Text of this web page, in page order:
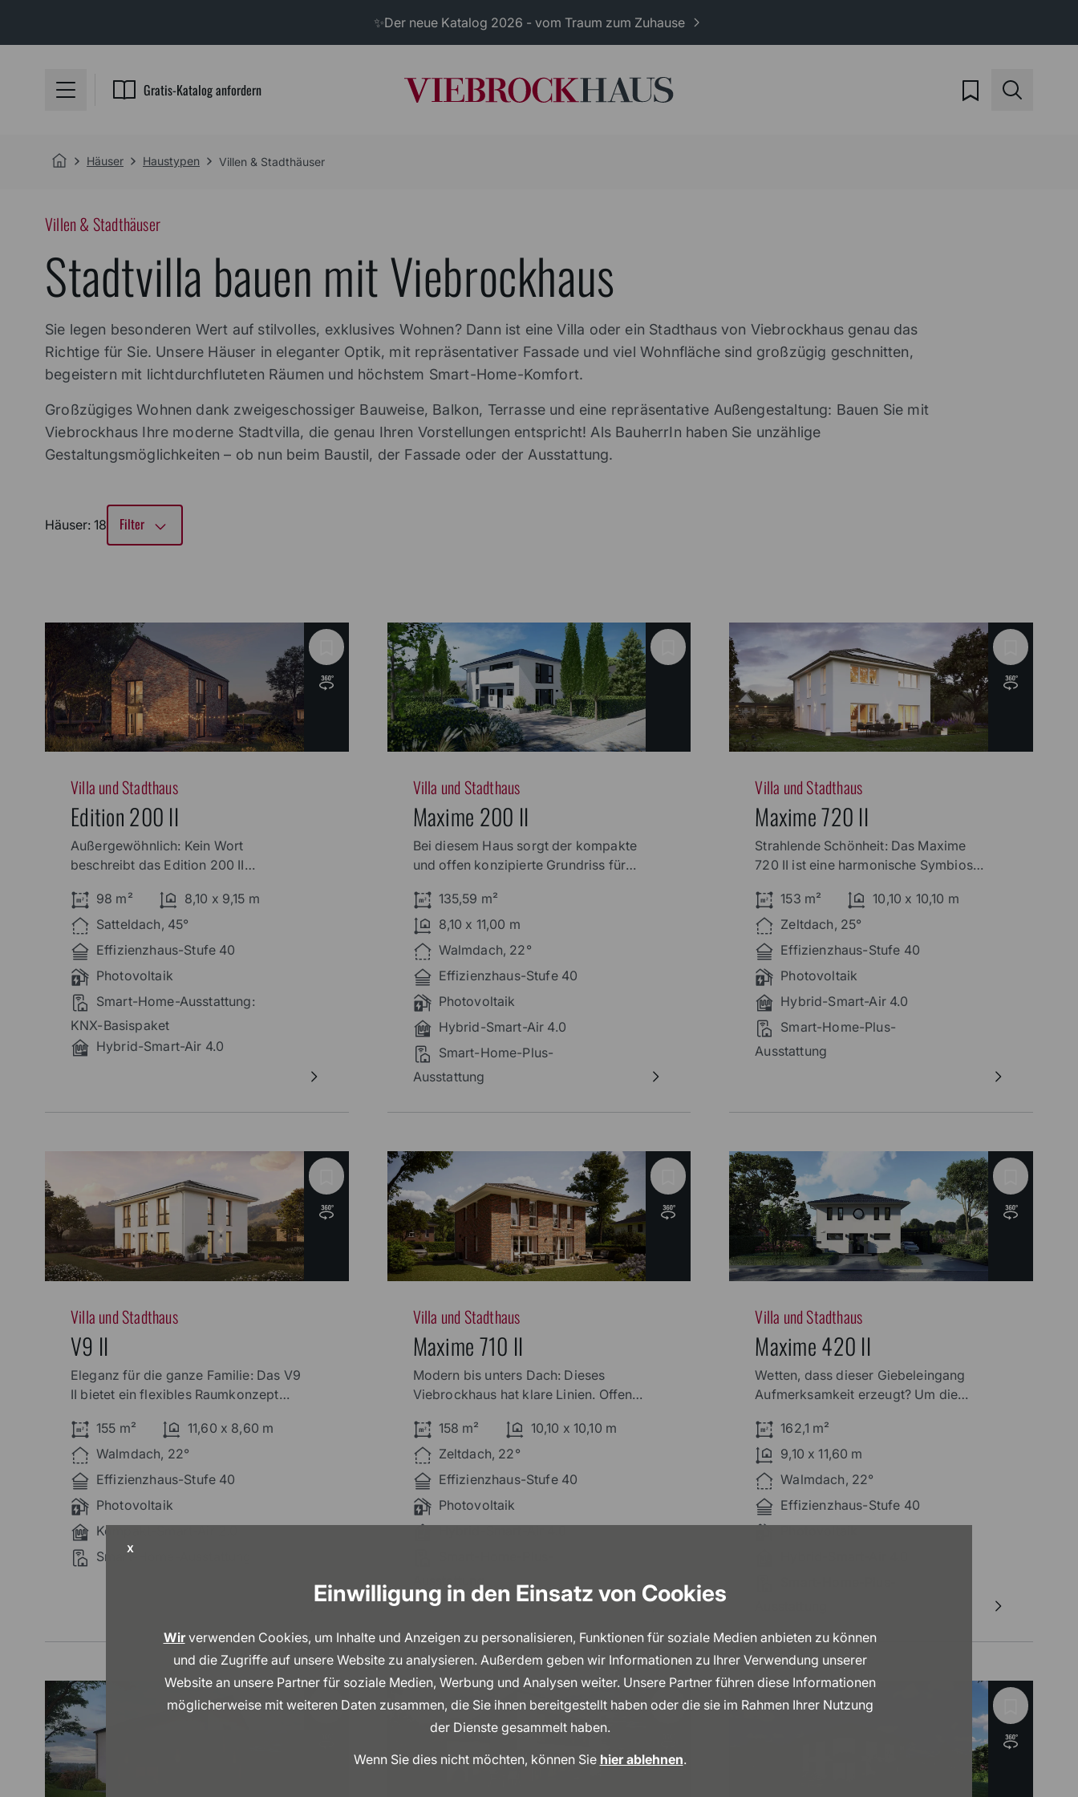
X
Einwilligung in den Einsatz von Cookies
Wirverwenden Cookies, um Inhalte und Anzeigen zu personalisieren, Funktionen für soziale Medien anbieten zu können
und die Zugriffe auf unsere Website zu analysieren. Außerdem geben wir Informationen zu Ihrer Verwendung unserer
Website an unsere Partner für soziale Medien, Werbung und Analysen weiter. Unsere Partner führen diese Informationen
möglicherweise mit weiteren Daten zusammen, die Sie ihnen bereitgestellt haben oder die sie im Rahmen Ihrer Nutzung
der Dienste gesammelt haben.
Wenn Sie dies nicht möchten, können Sie hier ablehnen.
✨Der neue Katalog 2026 - vom Traum zum Zuhause
Gratis-Katalog anfordern
Häuser Haustypen Villen & Stadthäuser
Villen & Stadthäuser
Stadtvilla bauen mit Viebrockhaus
Sie legen besonderen Wert auf stilvolles, exklusives Wohnen? Dann ist eine Villa oder ein Stadthaus von Viebrockhaus genau das
Richtige für Sie. Unsere Häuser in eleganter Optik, mit repräsentativer Fassade und viel Wohnfläche sind großzügig geschnitten,
begeistern mit lichtdurchfluteten Räumen und höchstem Smart-Home-Komfort.
Großzügiges Wohnen dank zweigeschossiger Bauweise, Balkon, Terrasse und eine repräsentative Außengestaltung: Bauen Sie mit
Viebrockhaus Ihre moderne Stadtvilla, die genau Ihren Vorstellungen entspricht! Als BauherrIn haben Sie unzählige
Gestaltungsmöglichkeiten – ob nun beim Baustil, der Fassade oder der Ausstattung.
Häuser: 18 Filter
Villa und Stadthaus
Edition 200 II
Außergewöhnlich: Kein Wort
beschreibt das Edition 200 II
Flächenversiegelung,
98 m²
8,10 x 9,15 m
Satteldach, 45°
Effizienzhaus-Stufe 40
Photovoltaik
Smart-Home-Ausstattung:
KNX-Basispaket
Hybrid-Smart-Air 4.0
Villa und Stadthaus
Maxime 200 II
Bei diesem Haus sorgt der kompakte
und offen konzipierte Grundriss für
Dank der zahlreichen Fenster werden
alle Räume mit viel Licht geflutet. Auf
der Gartenseite öffnet sich das Haus
mit vielen Fensterflächen,
135,59 m²
8,10 x 11,00 m
Walmdach, 22°
Effizienzhaus-Stufe 40
Photovoltaik
Hybrid-Smart-Air 4.0
Smart-Home-Plus-
Ausstattung
Villa und Stadthaus
Maxime 720 II
Strahlende Schönheit: Das Maxime
720 II ist eine harmonische Symbiose
Sachlichkeit. Die symmetrisch und
bündig angeordneten Fenster
vermitteln Offenheit und Strenge
zugleich.
153 m²
10,10 x 10,10 m
Zeltdach, 25°
Effizienzhaus-Stufe 40
Photovoltaik
Hybrid-Smart-Air 4.0
Smart-Home-Plus-
Ausstattung
Villa und Stadthaus
V9 II
Eleganz für die ganze Familie: Das V9
II bietet ein flexibles Raumkonzept
Ansprüche erfüllt.
155 m²
11,60 x 8,60 m
Walmdach, 22°
Effizienzhaus-Stufe 40
Photovoltaik
Kompakt-Smart-Air 2.0
Smart-Home-Ausstattung
Villa und Stadthaus
Maxime 710 II
Modern bis unters Dach: Dieses
Viebrockhaus hat klare Linien. Offene
Kochbereich erzeugen einen
großzügigen Zuschnitt für ein
repräsentatives Wohngefühl.
158 m²
10,10 x 10,10 m
Zeltdach, 22°
Effizienzhaus-Stufe 40
Photovoltaik
Ausstattung
Villa und Stadthaus
Maxime 420 II
Wetten, dass dieser Giebeleingang
Aufmerksamkeit erzeugt? Um die
Außenfassade zur Straße hin mit
schmalen Fensterelementen gestaltet.
162,1 m²
9,10 x 11,60 m
Walmdach, 22°
Effizienzhaus-Stufe 40